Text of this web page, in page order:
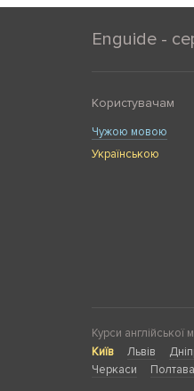
Enguide -
Користувачам
Чужою мовою
Українською
Курси англійської
Київ
Львів
Черкаси
Полтава